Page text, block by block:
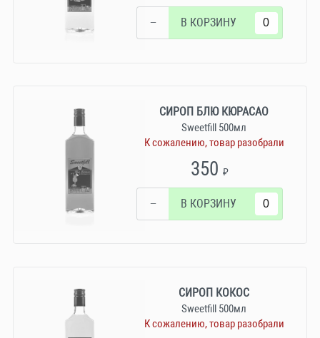
− В КОРЗИНУ
СИРОП БЛЮ КЮРАСАО
Sweetfill 500мл
К сожалению, товар разобрали
350₽
− В КОРЗИНУ
СИРОП КОКОС
Sweetfill 500мл
К сожалению, товар разобрали